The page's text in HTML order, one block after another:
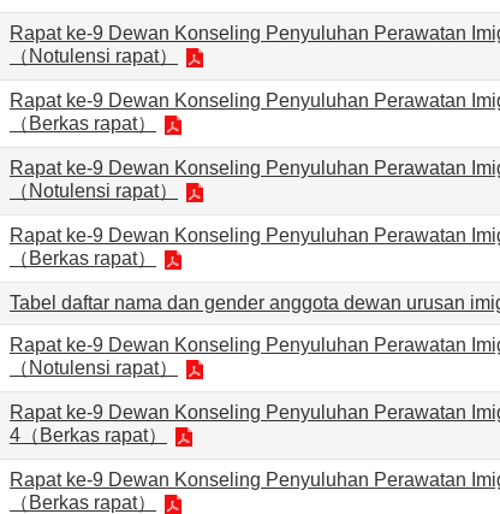
Rapat ke-9 Dewan Konseling Penyuluhan Perawatan
（Notulensi rapat）
Rapat ke-9 Dewan Konseling Penyuluhan Perawatan
（Berkas rapat）
Rapat ke-9 Dewan Konseling Penyuluhan Perawatan
（Notulensi rapat）
Rapat ke-9 Dewan Konseling Penyuluhan Perawatan
（Berkas rapat）
Tabel daftar nama dan gender anggota dewan urusan
Rapat ke-9 Dewan Konseling Penyuluhan Perawatan
（Notulensi rapat）
Rapat ke-9 Dewan Konseling Penyuluhan Perawatan
4（Berkas rapat）
Rapat ke-9 Dewan Konseling Penyuluhan Perawatan
（Berkas rapat）